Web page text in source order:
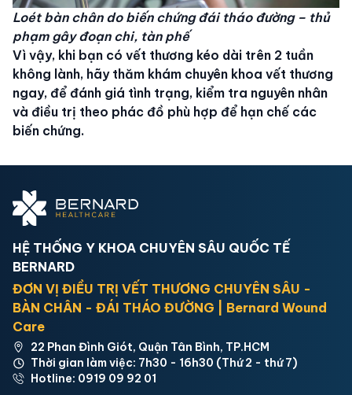
Loét bàn chân do biến chứng đái tháo đường – thủ
phạm gây đoạn chi, tàn phế
Vì vậy, khi bạn có vết thương kéo dài trên 2 tuần
không lành, hãy thăm khám chuyên khoa vết thương
ngay, để đánh giá tình trạng, kiểm tra nguyên nhân
và điều trị theo phác đồ phù hợp để hạn chế các
biến chứng.
HỆ THỐNG Y KHOA CHUYÊN SÂU QUỐC TẾ
BERNARD
ĐƠN VỊ ĐIỀU TRỊ VẾT THƯƠNG CHUYÊN SÂU -
BÀN CHÂN - ĐÁI THÁO ĐƯỜNG | Bernard Wound
Care
22 Phan Đình Giót, Quận Tân Bình, TP.HCM
Thời gian làm việc: 7h30 - 16h30 (Thứ 2 - thứ 7)
Hotline: 0919 09 92 01